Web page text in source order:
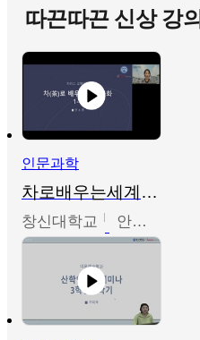
따끈따끈 신상 강의
인문과학
차로배우는세계문화
창신대학교 안소영